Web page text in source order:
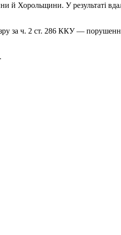
й Хорольщини. У результаті
за ч. 2 ст. 286 ККУ —